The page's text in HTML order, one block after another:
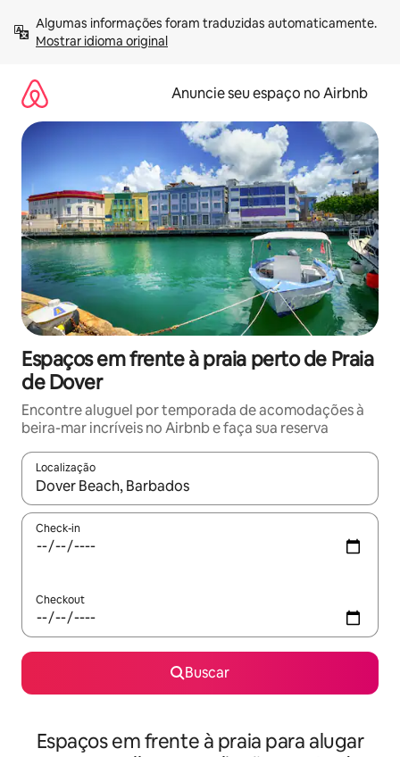
para
Mostrar idioma original
Anuncie seu espaço no Airbnb
Espaços em frente à praia perto de Praia
de Dover
Encontre aluguel por temporada de acomodações à
beira-mar incríveis no Airbnb e faça sua reserva
Localização
Quando os resultados estiverem disponíveis, explore-os
Check-in
Checkout
Buscar
Espaços em frente à praia para alugar